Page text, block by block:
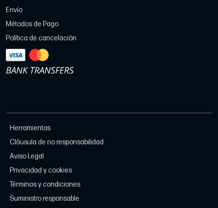
Envío
Métodos de Pago
Política de cancelación
Herramientas
Cláusula de no responsabilidad
Aviso Legal
Privacidad y cookies
Términos y condiciones
Suministro responsable